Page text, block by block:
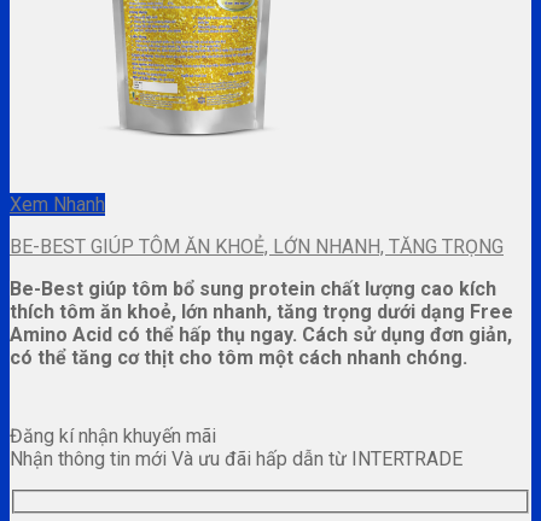
Xem Nhanh
BE-BEST GIÚP TÔM ĂN KHOẺ, LỚN NHANH, TĂNG TRỌNG
Be-Best giúp tôm bổ sung protein chất lượng cao kích
thích tôm ăn khoẻ, lớn nhanh, tăng trọng dưới dạng Free
Amino Acid có thể hấp thụ ngay. Cách sử dụng đơn giản,
có thể tăng cơ thịt cho tôm một cách nhanh chóng.
Đăng kí nhận khuyến mãi
Nhận thông tin mới Và ưu đãi hấp dẫn từ INTERTRADE